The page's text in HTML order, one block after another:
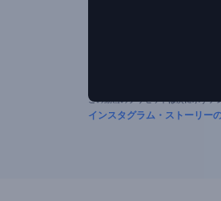
この動画のプリセットは次に示すテ
インスタグラム・ストーリー